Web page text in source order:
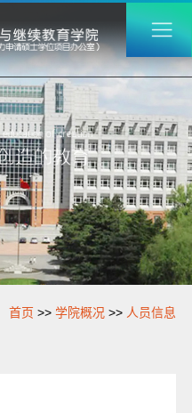
首页 >>学院概况 >> 人员信息